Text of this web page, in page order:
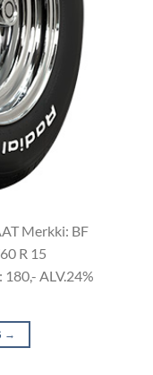
Merkki: BF
R 15
ALV.24%
→